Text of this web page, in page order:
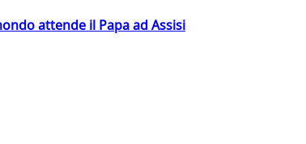
attende il Papa ad Assisi